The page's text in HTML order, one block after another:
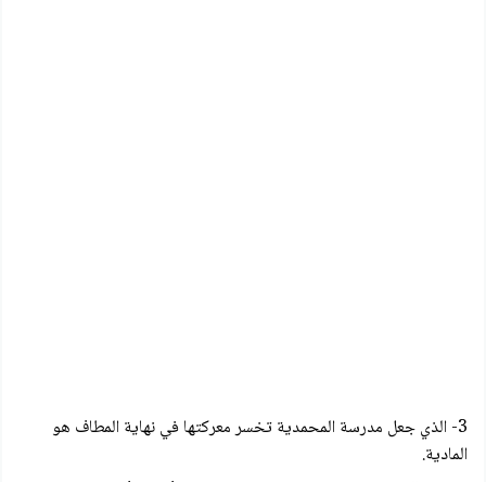
3- الذي جعل مدرسة المحمدية تخسر معركتها في نهاية المطاف هو
المادية.